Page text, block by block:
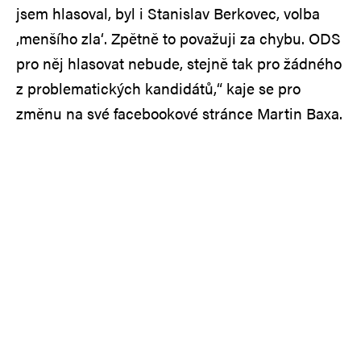
jsem hlasoval, byl i Stanislav Berkovec, volba
‚menšího zla‘. Zpětně to považuji za chybu. ODS
pro něj hlasovat nebude, stejně tak pro žádného
z problematických kandidátů,“ kaje se pro
změnu na své facebookové stránce Martin Baxa.